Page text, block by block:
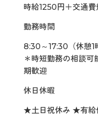
時給1250円＋交通
勤務時間
8:30～17:30（休憩1
＊時短勤務の相談可
期歓迎
休日休暇
★土日祝休み ★有給